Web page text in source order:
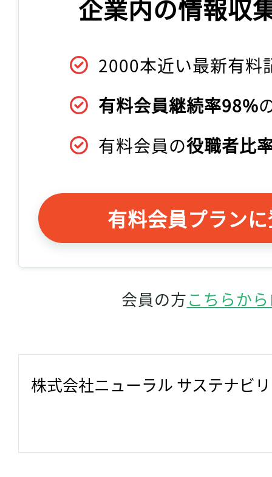
企業内の情報収
2000本近い最新有料
有料会員継続率98%
有料会員の役職者比
有料会員プラン
会員の方こちらか
株式会社ニューラル サステナビ